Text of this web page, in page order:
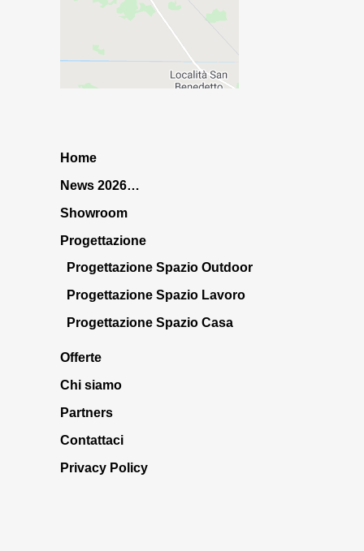
Home
News 2026…
Showroom
Progettazione
Progettazione Spazio Outdoor
Progettazione Spazio Lavoro
Progettazione Spazio Casa
Offerte
Chi siamo
Partners
Contattaci
Privacy Policy